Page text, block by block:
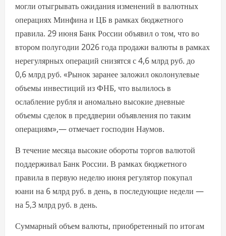
могли отыгрывать ожидания изменений в валютных
операциях Минфина и ЦБ в рамках бюджетного
правила. 29 июня Банк России объявил о том, что во
втором полугодии 2026 года продажи валюты в рамках
нерегулярных операций снизятся с 4,6 млрд руб. до
0,6 млрд руб. «Рынок заранее заложил околонулевые
объемы инвестиций из ФНБ, что вылилось в
ослабление рубля и аномально высокие дневные
объемы сделок в преддверии объявления по таким
операциям»,— отмечает господин Наумов.
В течение месяца высокие обороты торгов валютой
поддерживал Банк России. В рамках бюджетного
правила в первую неделю июня регулятор покупал
юани на 6 млрд руб. в день, в последующие недели —
на 5,3 млрд руб. в день.
Суммарный объем валюты, приобретенный по итогам